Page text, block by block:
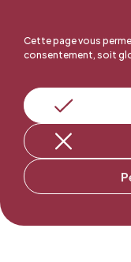
Cette page vous
consentement, soit
En ligne, c'est
Adhérer au SNEA